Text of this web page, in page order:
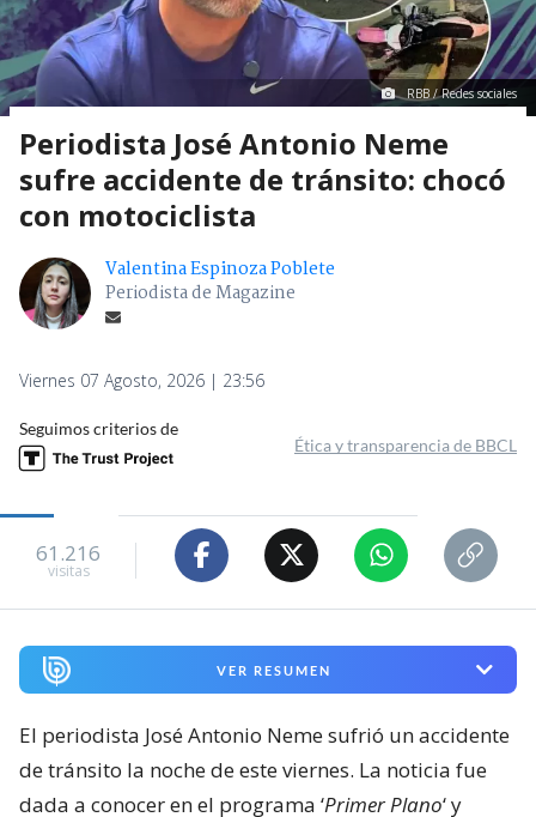
RBB / Redes sociales
Periodista José Antonio Neme
sufre accidente de tránsito: chocó
con motociclista
Valentina Espinoza Poblete
Periodista de Magazine
Viernes 07 Agosto, 2026 | 23:56
Seguimos criterios de
Ética y transparencia de BBCL
61.216
visitas
VER RESUMEN
El periodista José Antonio Neme sufrió un accidente
de tránsito la noche de este viernes. La noticia fue
dada a conocer en el programa ‘Primer Plano‘ y